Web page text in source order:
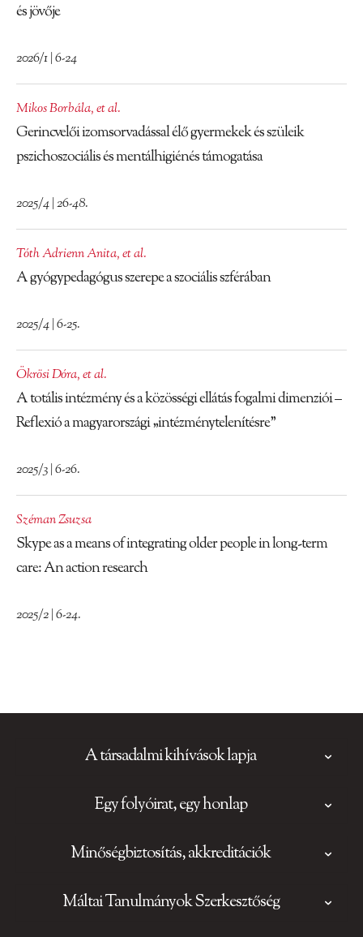
és jövője
2026/1 | 6-24
Mikos Borbála,et al.
Gerincvelői izomsorvadással élő gyermekek és szüleik
pszichoszociális és mentálhigiénés támogatása
2025/4 | 26-48.
Tóth Adrienn Anita,et al.
A gyógypedagógus szerepe a szociális szférában
2025/4 | 6-25.
Ökrösi Dóra,et al.
A totális intézmény és a közösségi ellátás fogalmi dimenziói –
Reflexió a magyarországi „intézménytelenítésre”
2025/3 | 6-26.
Széman Zsuzsa
Skype as a means of integrating older people in long-term
care: An action research
2025/2 | 6-24.
A társadalmi kihívások lapja
Egy folyóirat, egy honlap
Minőségbiztosítás, akkreditációk
Máltai Tanulmányok Szerkesztőség